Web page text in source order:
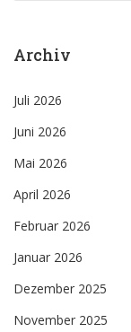
Archiv
Juli 2026
Juni 2026
Mai 2026
April 2026
Februar 2026
Januar 2026
Dezember 2025
November 2025